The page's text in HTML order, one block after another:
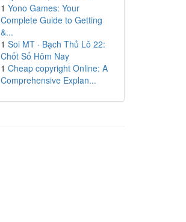
1 Yono Games: Your
Complete Guide to Getting
&...
1 Soi MT · Bạch Thủ Lô 22:
Chốt Số Hôm Nay
1 Cheap copyright Online: A
Comprehensive Explan...